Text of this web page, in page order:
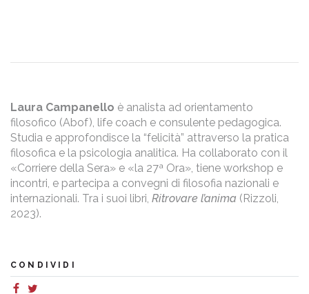
Laura Campanello è analista ad orientamento
filosofico (Abof), life coach e consulente pedagogica.
Studia e approfondisce la “felicità” attraverso la pratica
filosofica e la psicologia analitica. Ha collaborato con il
«Corriere della Sera» e «la 27ª Ora», tiene workshop e
incontri, e partecipa a convegni di filosofia nazionali e
internazionali. Tra i suoi libri, Ritrovare l’anima (Rizzoli,
2023).
CONDIVIDI